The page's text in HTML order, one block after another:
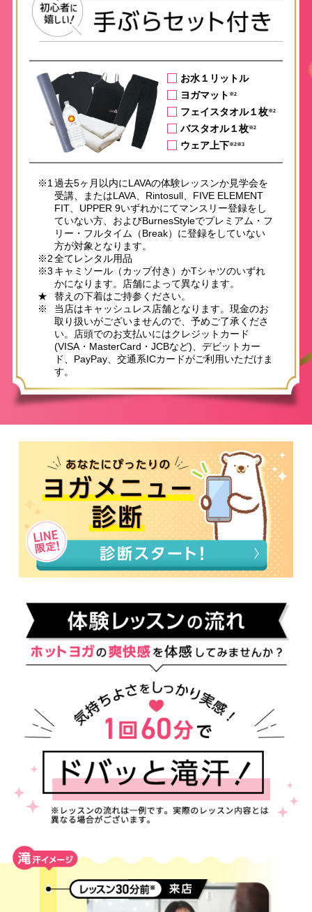
お水１リットル
ヨガマット ※2
フェイスタオル１枚※2
バスタオル１枚※2
ウェア上下※2※3
※1 過去5ヶ月以内にLAVAの体験レッスンか見学会を
受講、またはLAVA、Rintosull、FIVE ELEMENT
FIT、UPPER 9いずれかにてマンスリー登録をし
ていない方、およびBurnesStyleでプレミアム・フ
リー・フルタイム（Break）に登録をしていない
方が対象となります。
※2全てレンタル用品
※3 キャミソール（カップ付き）かTシャツのいずれ
かになります。店舗によって異なります。
★
替えの下着はご持参ください。
※
当店はキャッシュレス店舗となります。現金のお
取り扱いがございませんので、予めご了承くださ
い。店頭でのお支払いにはクレジットカード
(VISA・MasterCard・JCBなど)、デビットカー
ド、PayPay、交通系ICカードがご利用いただけま
す。